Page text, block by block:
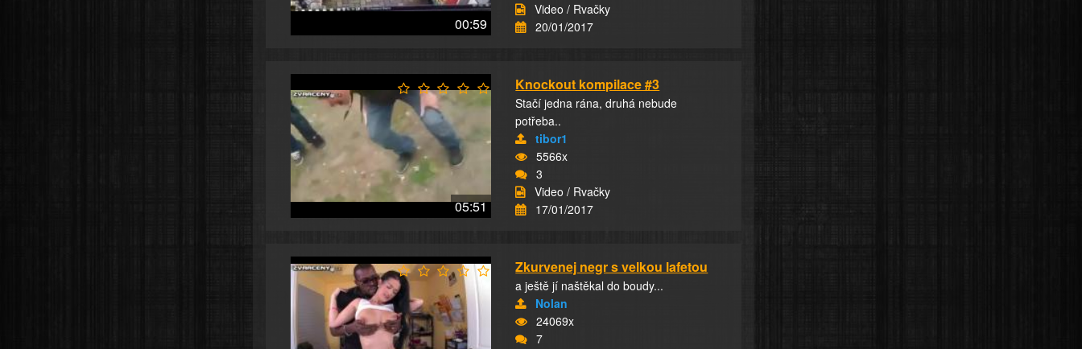
00:59
Video / Rvačky
20/01/2017
05:51
Knockout kompilace #3
Stačí jedna rána, druhá nebude
potřeba..
tibor1
5566x
3
Video / Rvačky
17/01/2017
Zkurvenej negr s velkou lafetou
a ještě jí naštěkal do boudy...
Nolan
24069x
7